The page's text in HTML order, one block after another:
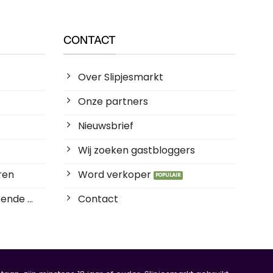
...
CONTACT
Over Slipjesmarkt
Onze partners
Nieuwsbrief
Wij zoeken gastbloggers
Word verkoper
Contact